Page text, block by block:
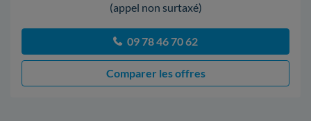
(appel non surtaxé)
09 78 46 70 62
Comparer les offres